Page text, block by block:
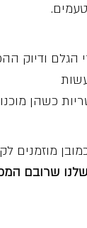
הגלם ודיוק
כשהן
מוזמנים
שרובם